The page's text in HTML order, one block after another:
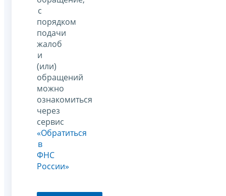
с
порядком
подачи
жалоб
и
(или)
обращений
можно
ознакомиться
через
сервис
«Обратиться
в
ФНС
России»